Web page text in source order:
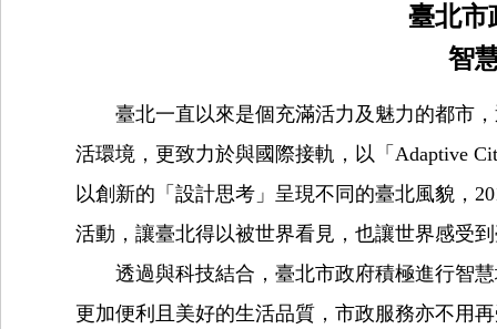
臺北市
智
臺北一直以來是個充滿活力及魅力的都市，
活環境，更致力於與國際接軌，以「Adaptive
以創新的「設計思考」呈現不同的臺北風貌，
活動，讓臺北得以被世界看見，也讓世界感受
透過與科技結合，臺北市政府積極進行智慧
更加便利且美好的生活品質，市政服務亦不用